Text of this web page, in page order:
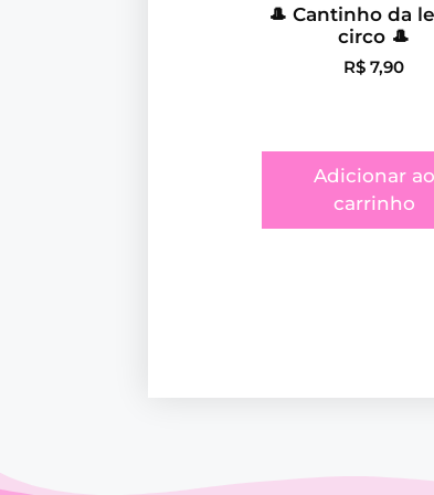
🎩 Cantinho da
circo 🎩
R$ 7,90
Adicionar ao
carrinho